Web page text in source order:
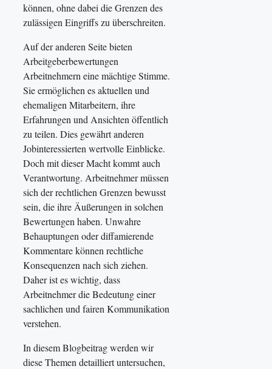
können, ohne dabei die Grenzen des
zulässigen Eingriffs zu überschreiten.
Auf der anderen Seite bieten
Arbeitgeberbewertungen
Arbeitnehmern eine mächtige Stimme.
Sie ermöglichen es aktuellen und
ehemaligen Mitarbeitern, ihre
Erfahrungen und Ansichten öffentlich
zu teilen. Dies gewährt anderen
Jobinteressierten wertvolle Einblicke.
Doch mit dieser Macht kommt auch
Verantwortung. Arbeitnehmer müssen
sich der rechtlichen Grenzen bewusst
sein, die ihre Äußerungen in solchen
Bewertungen haben. Unwahre
Behauptungen oder diffamierende
Kommentare können rechtliche
Konsequenzen nach sich ziehen.
Daher ist es wichtig, dass
Arbeitnehmer die Bedeutung einer
sachlichen und fairen Kommunikation
verstehen.
In diesem Blogbeitrag werden wir
diese Themen detailliert untersuchen,